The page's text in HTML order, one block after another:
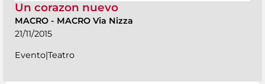
Un corazon nuevo
MACRO - MACRO Via Nizza
21/11/2015
Evento|Teatro